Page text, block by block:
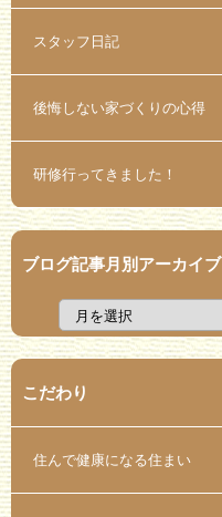
スタッフ日記
後悔しない家づくりの心得
研修行ってきました！
ブログ記事月別アーカイブ
こだわり
住んで健康になる住まい